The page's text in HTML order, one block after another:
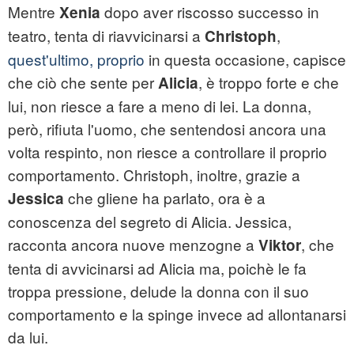
Mentre Xenia dopo aver riscosso successo in
teatro, tenta di riavvicinarsi a Christoph,
quest'ultimo, proprio in questa occasione, capisce
che ciò che sente perAlicia, è troppo forte e che
lui, non riesce a fare a meno di lei. La donna,
però, rifiuta l'uomo, che sentendosi ancora una
volta respinto, non riesce a controllare il proprio
comportamento. Christoph, inoltre, grazie a
Jessica che gliene ha parlato, ora è a
conoscenza del segreto di Alicia. Jessica,
racconta ancora nuove menzogne a Viktor, che
tenta di avvicinarsi ad Alicia ma, poichè le fa
troppa pressione, delude la donna con il suo
comportamento e la spinge invece ad allontanarsi
da lui.